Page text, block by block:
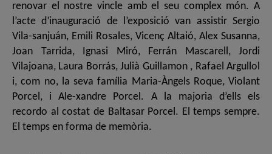
renovar el nostre vincle amb el seu complex món. A
l’acte d’inauguració de l’exposició van assistir Sergio
Vila-sanjuán, Emili Rosales, Vicenç Altaió, Alex Susanna,
Joan Tarrida, Ignasi Miró, Ferrán Mascarell, Jordi
Vilajoana, Laura Borrás, Julià Guillamon , Rafael Argullol
i, com no, la seva família Maria-Àngels Roque, Violant
Porcel, i Ale-xandre Porcel. A la majoria d’ells els
recordo al costat de Baltasar Porcel. El temps sempre.
El temps en forma de memòria.